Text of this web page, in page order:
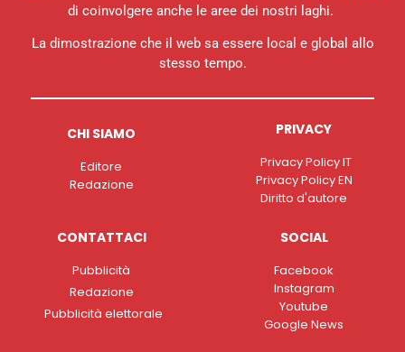
di coinvolgere anche le aree dei nostri laghi.
La dimostrazione che il web sa essere local e global allo
stesso tempo.
CHI SIAMO
Editore
Redazione
PRIVACY
Privacy Policy IT
Privacy Policy EN
Diritto d'autore
CONTATTACI
Pubblicità
Redazione
Pubblicità elettorale
SOCIAL
Facebook
Instagram
Youtube
Google News